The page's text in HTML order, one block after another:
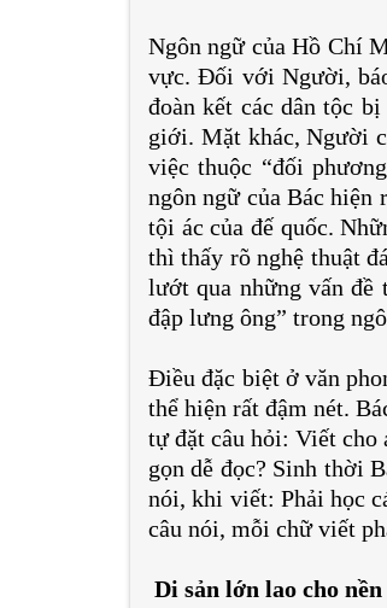
Ngôn ngữ của Hồ Chí
vực. Đối với Người,
đoàn kết các dân tộc
giới. Mặt khác, Người
việc thuộc “đối
ngôn ngữ của Bác hiện
tội ác của đế quốc.
thì thấy rõ nghệ thuật
lướt qua những vấn đề
đập lưng ông” trong
Điều đặc biệt ở văn
thể hiện rất đậm nét.
tự đặt câu hỏi: Viết cho
gọn dễ đọc? Sinh thời
nói, khi viết: Phải học
câu nói, mỗi chữ viết
Di sản lớn lao cho